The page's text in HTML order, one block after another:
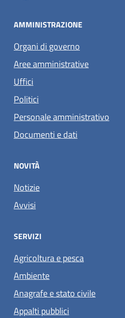
AMMINISTRAZIONE
Organi di governo
Aree amministrative
Uffici
Politici
Personale amministrativo
Documenti e dati
NOVITÀ
Notizie
Avvisi
SERVIZI
Agricoltura e pesca
Ambiente
Anagrafe e stato civile
Appalti pubblici